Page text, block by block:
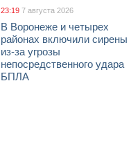
23:19 7 августа 2026
В Воронеже и четырех
районах включили сирены
из-за угрозы
непосредственного удара
БПЛА